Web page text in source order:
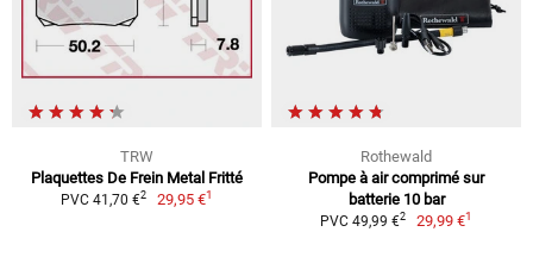
TRW
Plaquettes De Frein Metal Fritté
PVC 41,70 €2 29,95 €1
Rothewald
Pompe à air comprimé sur
batterie 10 bar
PVC 49,99 €2 29,99 €1